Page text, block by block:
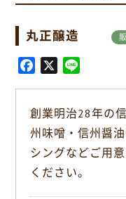
丸正醸造
e
b
o
o
X
e
創業明治28年の
州味噌・信州醤
シングなどご用
ください。